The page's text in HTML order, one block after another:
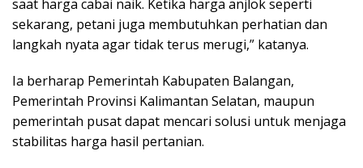
saat harga cabai naik. Ketika harga anjlok seperti
sekarang, petani juga membutuhkan perhatian dan
langkah nyata agar tidak terus merugi,” katanya.
Ia berharap Pemerintah Kabupaten Balangan,
Pemerintah Provinsi Kalimantan Selatan, maupun
pemerintah pusat dapat mencari solusi untuk menjaga
stabilitas harga hasil pertanian.